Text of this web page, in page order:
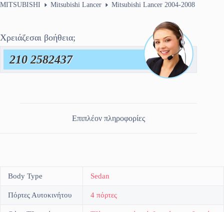
MITSUBISHI Mitsubishi Lancer Mitsubishi Lancer 2004-2008
Χρειάζεσαι βοήθεια;
210 2582437
Επιπλέον πληροφορίες
Body Type Sedan
Πόρτες Αυτοκινήτου 4 πόρτες